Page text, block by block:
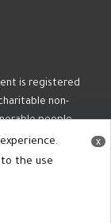
is registered
non-
people.
x
the use